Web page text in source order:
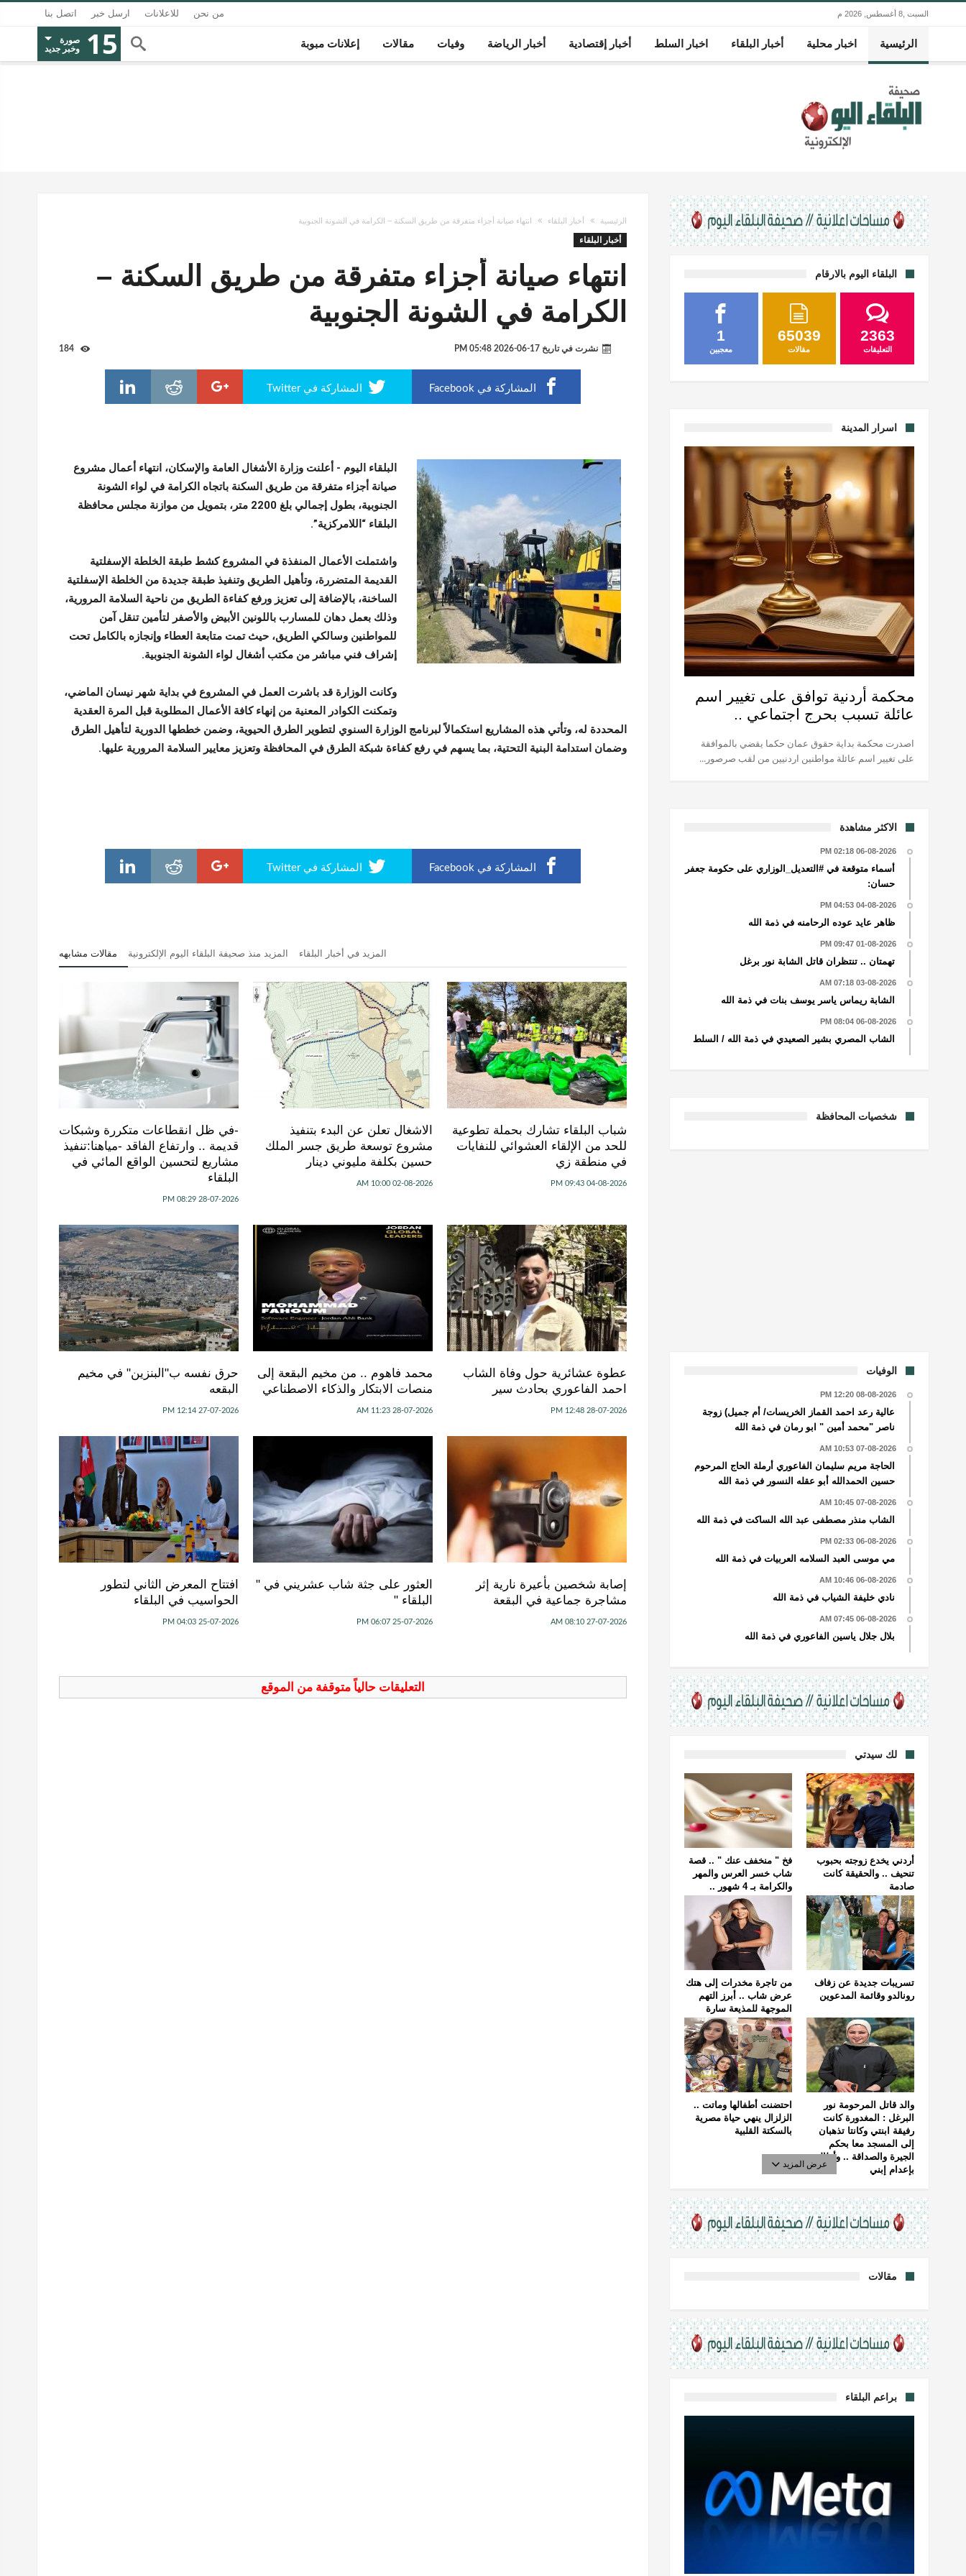
السبت ,8 أغسطس, 2026 م من نحن للاعلانات ارسل خبر اتصل بنا
الرئيسية اخبار محلية أخبار البلقاء اخبار السلط أخبار إقتصادية أخبار الرياضة وفيات مقالات إعلانات مبوبة 15 صورة
وخبر جديد
الرئيسية أخبار البلقاء انتهاء صيانة أجزاء متفرقة من طريق السكنة – الكرامة في الشونة الجنوبية
أخبار البلقاء
انتهاء صيانة أجزاء متفرقة من طريق السكنة –
الكرامة في الشونة الجنوبية
نشرت في تاريخ 17-06-2026 05:48 PM
المشاركة في Facebook المشاركة في Twitter
البلقاء اليوم - أعلنت وزارة الأشغال العامة والإسكان، انتهاء أعمال مشروع
صيانة أجزاء متفرقة من طريق السكنة باتجاه الكرامة في لواء الشونة
الجنوبية، بطول إجمالي بلغ 2200 متر، بتمويل من موازنة مجلس محافظة
البلقاء “اللامركزية”.
واشتملت الأعمال المنفذة في المشروع كشط طبقة الخلطة الإسفلتية
القديمة المتضررة، وتأهيل الطريق وتنفيذ طبقة جديدة من الخلطة الإسفلتية
الساخنة، بالإضافة إلى تعزيز ورفع كفاءة الطريق من ناحية السلامة المرورية،
وذلك بعمل دهان للمسارب باللونين الأبيض والأصفر لتأمين تنقل آمن
للمواطنين وسالكي الطريق، حيث تمت متابعة العطاء وإنجازه بالكامل تحت
إشراف فني مباشر من مكتب أشغال لواء الشونة الجنوبية.
وكانت الوزارة قد باشرت العمل في المشروع في بداية شهر نيسان الماضي،
وتمكنت الكوادر المعنية من إنهاء كافة الأعمال المطلوبة قبل المرة العقدية
المحددة له، وتأتي هذه المشاريع استكمالاً لبرنامج الوزارة السنوي لتطوير الطرق الحيوية، وضمن خططها الدورية لتأهيل الطرق
وضمان استدامة البنية التحتية، بما يسهم في رفع كفاءة شبكة الطرق في المحافظة وتعزيز معايير السلامة المرورية عليها.
المشاركة في Facebook المشاركة في Twitter
مقالات مشابهه المزيد منذ صحيفة البلقاء اليوم الإلكترونية المزيد في أخبار البلقاء
شباب البلقاء تشارك بحملة تطوعية
للحد من الإلقاء العشوائي للنفايات
في منطقة زي
04-08-2026 09:43 PM
الاشغال تعلن عن البدء بتنفيذ
مشروع توسعة طريق جسر الملك
حسين بكلفة مليوني دينار
02-08-2026 10:00 AM
-في ظل انقطاعات متكررة وشبكات
قديمة .. وارتفاع الفاقد -مياهنا:تنفيذ
مشاريع لتحسين الواقع المائي في
البلقاء
28-07-2026 08:29 PM
عطوة عشائرية حول وفاة الشاب
احمد الفاعوري بحادث سير
28-07-2026 12:48 PM
محمد فاهوم .. من مخيم البقعة إلى
منصات الابتكار والذكاء الاصطناعي
28-07-2026 11:23 AM
حرق نفسه ب"البنزين" في مخيم
البقعه
27-07-2026 12:14 PM
إصابة شخصين بأعيرة نارية إثر
مشاجرة جماعية في البقعة
27-07-2026 08:10 AM
العثور على جثة شاب عشريني في "
البلقاء "
25-07-2026 06:07 PM
افتتاح المعرض الثاني لتطور
الحواسيب في البلقاء
25-07-2026 04:03 PM
التعليقات حالياً متوقفة من الموقع
البلقاء اليوم بالارقام
1
معجبين
65039
مقالات
2363
التعليقات
اسرار المدينة
محكمة أردنية توافق على تغيير اسم
عائلة تسبب بحرج اجتماعي ..
اصدرت محكمة بداية حقوق عمان حكما يقضي بالموافقة
على تغيير اسم عائلة مواطنين اردنيين من لقب صرصور...
الاكثر مشاهدة
06-08-2026 02:18 PM
أسماء متوقعة في #التعديل_الوزاري على حكومة جعفر
حسان:
04-08-2026 04:53 PM
ظاهر عايد عوده الرحامنه في ذمة الله
01-08-2026 09:47 PM
تهمتان .. تنتظران قاتل الشابة نور برغل
03-08-2026 07:18 AM
الشابة ريماس ياسر يوسف بنات في ذمة الله
06-08-2026 08:04 PM
الشاب المصري بشير الصعيدي في ذمة الله / السلط
شخصيات المحافظة
الوفيات
08-08-2026 12:20 PM
عالية رعد احمد القماز الخريسات/ أم جميل) زوجة
ناصر "محمد أمين " ابو رمان في ذمة الله
07-08-2026 10:53 AM
الحاجة مريم سليمان الفاعوري أرملة الحاج المرحوم
حسين الحمدالله أبو عقله النسور في ذمة الله
07-08-2026 10:45 AM
الشاب منذر مصطفى عبد الله الساكت في ذمة الله
06-08-2026 02:33 PM
مي موسى العبد السلامه العربيات في ذمة الله
06-08-2026 10:46 AM
نادي خليفة الشياب في ذمة الله
06-08-2026 07:45 AM
بلال جلال ياسين الفاعوري في ذمة الله
لك سيدتي
فخ " منخفف عنك " .. قصة
شاب خسر العرس والمهر
والكرامة بـ 4 شهور ..
أردني يخدع زوجته بحبوب
تنحيف .. والحقيقة كانت
صادمة
من تاجرة مخدرات إلى هتك
عرض شاب .. أبرز التهم
الموجهة للمذيعة سارة
خليفة
تسريبات جديدة عن زفاف
رونالدو وقائمة المدعوين
احتضنت أطفالها وماتت ..
الزلزال ينهي حياة مصرية
بالسكتة القلبية
والد قاتل المرحومة نور
البرغل : المغدورة كانت
رفيقة ابنتي وكانتا تذهبان
إلى المسجد معا بحكم
الجيرة والصداقة .. وأطالب
بإعدام إبني
عرض المزيد
مقالات
براعم البلقاء